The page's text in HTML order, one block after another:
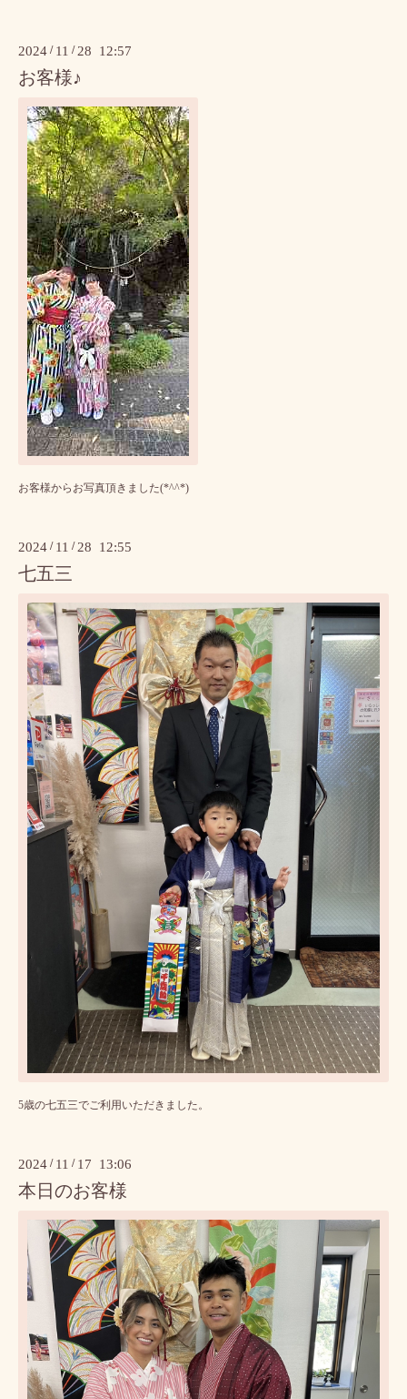
2024 / 11 / 28 12:57
お客様♪
お客様からお写真頂きました(*^^*)
2024 / 11 / 28 12:55
七五三
5歳の七五三でご利用いただきました。
2024 / 11 / 17 13:06
本日のお客様